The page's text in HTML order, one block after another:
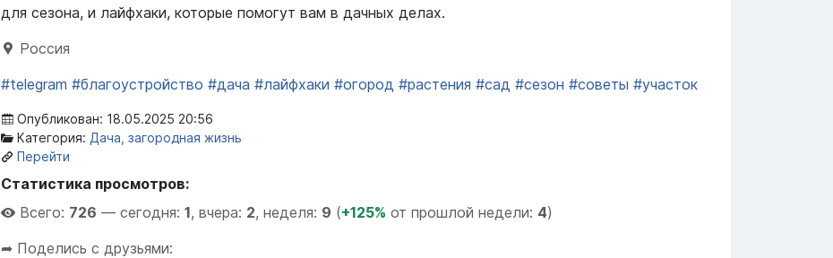
для сезона, и лайфхаки, которые помогут вам в дачных делах.
Россия
#telegram #благоустройство #дача #лайфхаки #огород #растения #сад #сезон #советы #участок
Опубликован: 18.05.2025 20:56
Категория: Дача, загородная жизнь
Перейти
Статистика просмотров:
Всего: 726 — сегодня: 1, вчера: 2, неделя: 9 (+125% от прошлой недели: 4)
➦ Поделись с друзьями: